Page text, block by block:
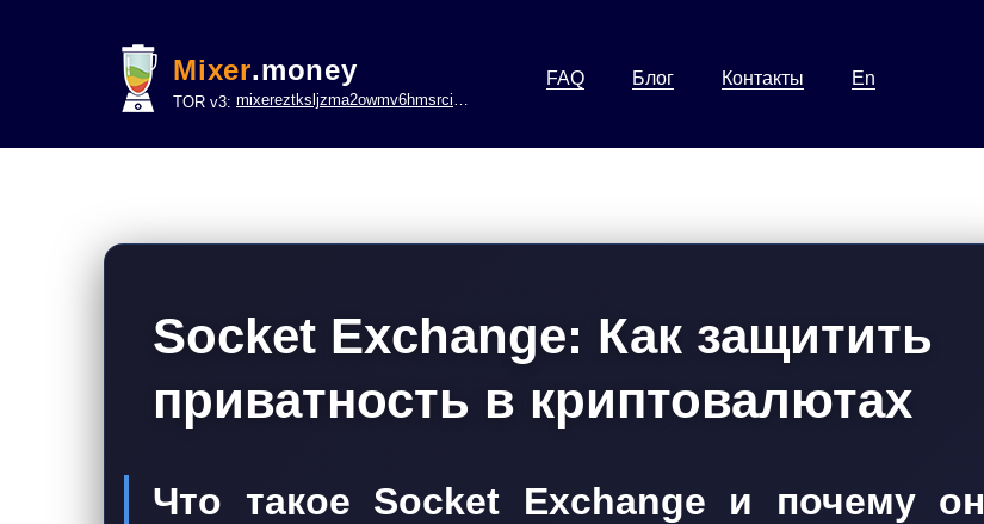
Mixer.money
TOR v3: mixereztksljzma2owmv6hmsrci322lsje6m3svicoddk3xbgvhd2fid.onion
FAQ Блог Контакты En
Socket Exchange: Как защитить
приватность в криптовалютах
Что такое Socket Exchange и почему он